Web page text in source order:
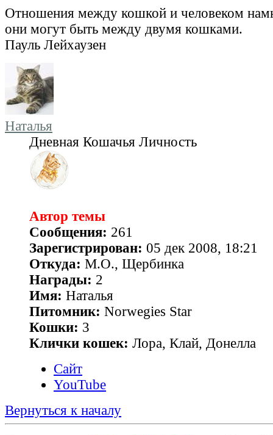
Отношения между кошкой и человеком
они могут быть между двумя кошками.
Пауль Лейхаузен
Наталья
Дневная Кошачья Личность
Автор темы
Сообщения: 261
Зарегистрирован: 05 дек 2008, 18:21
Откуда: М.О., Щербинка
Награды: 2
Имя: Наталья
Питомник: Norwegies Star
Кошки: 3
Клички кошек: Лора, Клай, Донелла
Сайт
YouTube
Вернуться к началу